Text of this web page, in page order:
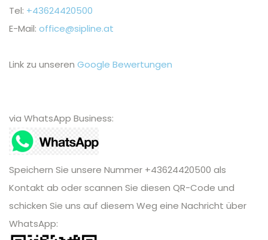
Tel: +43624420500
E-Mail: office@sipline.at
Link zu unseren Google Bewertungen
via WhatsApp Business:
Speichern Sie unsere Nummer +43624420500 als
Kontakt ab oder scannen Sie diesen QR-Code und
schicken Sie uns auf diesem Weg eine Nachricht über
WhatsApp: